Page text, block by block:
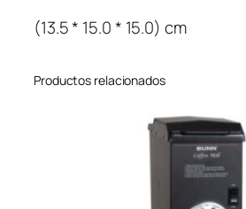
(13.5 * 15.0 * 15.0) cm
Productos relacionados